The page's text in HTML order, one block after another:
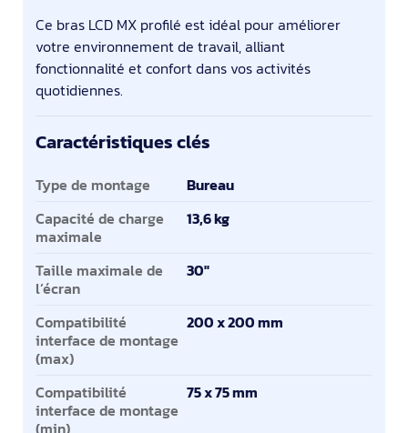
Ce bras LCD MX profilé est idéal pour améliorer
votre environnement de travail, alliant
fonctionnalité et confort dans vos activités
quotidiennes.
Caractéristiques clés
Caractéristiques clés
Type de montage
Bureau
Capacité de charge
maximale
13,6 kg
Taille maximale de
l’écran
30"
Compatibilité
interface de montage
(max)
200 x 200 mm
Compatibilité
interface de montage
(min)
75 x 75 mm